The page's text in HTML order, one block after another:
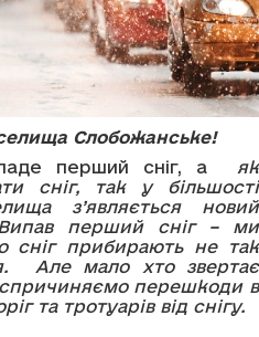
Слобожанське!
перший сніг, а як
сніг, так у більшості
з’являється новий
Випав перший сніг – ми
сніг прибирають не так
Але мало хто звертає
перешкоди в
та тротуарів від снігу.